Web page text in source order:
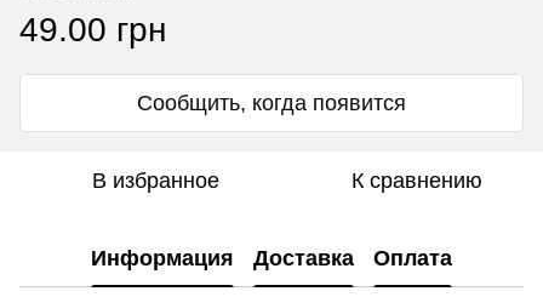
49.00 грн
Сообщить, когда появится
В избранное К сравнению
Информация Доставка Оплата